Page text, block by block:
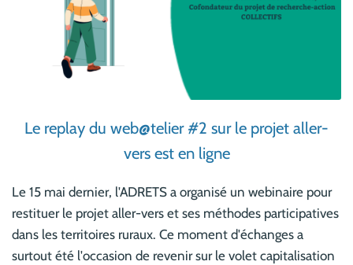
Le replay du web@telier #2 sur le projet aller-
vers est en ligne
Le 15 mai dernier, l'ADRETS a organisé un webinaire pour
restituer le projet aller-vers et ses méthodes participatives
dans les territoires ruraux. Ce moment d'échanges a
surtout été l'occasion de revenir sur le volet capitalisation